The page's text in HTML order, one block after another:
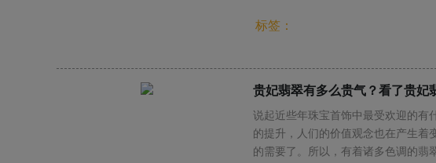
标签：
贵妃翡翠有多么贵气？看了贵妃
说起近些年珠宝首饰中最受欢迎的有
的提升，人们的价值观念也在产生着
的需要了。所以，有着诸多色调的翡